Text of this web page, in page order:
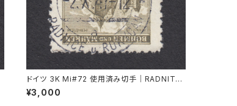
ドイツ 3K Mi#72 使用済み切手｜RADNITZ
b. ROKITZAN 2.X.1941
¥3,000